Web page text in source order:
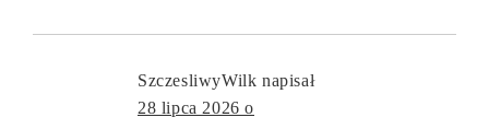
SzczesliwyWilk napisał
28 lipca 2026 o